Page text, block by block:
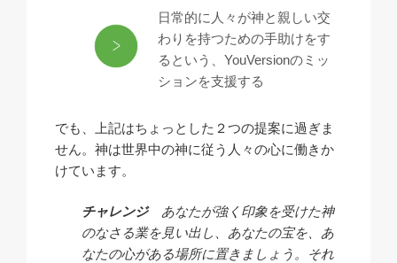
日常的に人々が神と親しい交
わりを持つための手助けをす
るという、YouVersionのミッ
ションを支援する
でも、上記はちょっとした２つの提案に過ぎま
せん。神は世界中の神に従う人々の心に働きか
けています。
チャレンジあなたが強く印象を受けた神
のなさる業を見い出し、あなたの宝を、あ
なたの心がある場所に置きましょう。それ